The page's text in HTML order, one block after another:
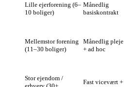
Lille ejerforening (6–
10 boliger)
Månedlig
basiskontrakt
Mellemstor forening
(11–30 boliger)
Månedlig pleje
+ ad hoc
Stor ejendom /
Fast vicevært +